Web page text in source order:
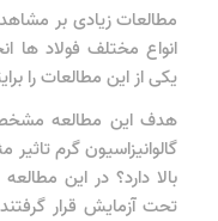
مطالعات زیادی بر
انواع مختلف فولاد ها
یکی از این مطالعات را
هدف این مطالعه
گالوانیزاسیون گرم
بالا دارد؟ در این
تحت آزمایش قرار